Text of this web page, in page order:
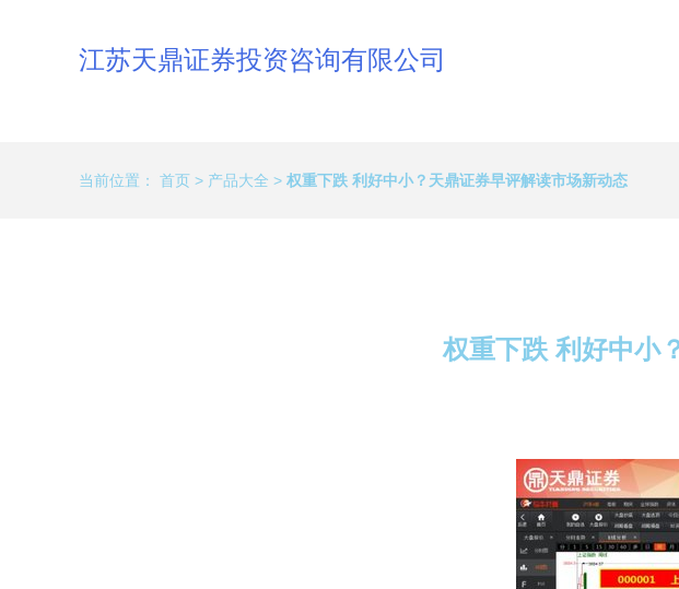
江苏天鼎证券投资咨询有限公司
当前位置： 首页 > 产品大全 > 权重下跌 利好中小？天鼎证券早评解读市场新动态
权重下跌 利好中小